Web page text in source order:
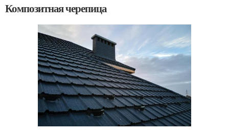
Композитная черепица